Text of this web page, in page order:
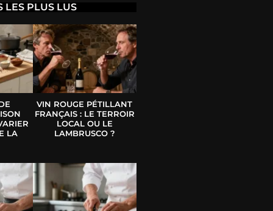
LES PLUS LUS
LA
VIN ROUGE PÉTILLANT
FRANÇAIS : LE TERROIR
LOCAL OU LE
LAMBRUSCO ?